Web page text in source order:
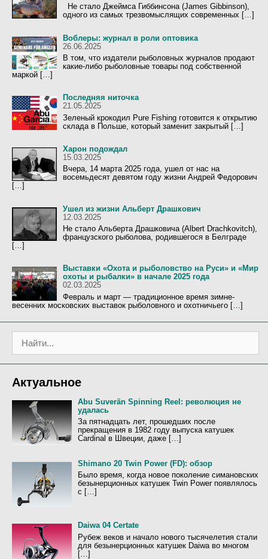
Не стало Джеймса Гиббинсона (James Gibbinson),
одного из самых трезвомыслящих современных […]
Воблеры: журнал в роли оптовика
26.06.2025
В том, что издатели рыболовных журналов продают
какие-либо рыболовные товары под собственной
маркой […]
Последняя ниточка
21.05.2025
Зеленый крокодил Pure Fishing готовится к открытию
склада в Польше, который заменит закрытый […]
Харон подождал
15.03.2025
Вчера, 14 марта 2025 года, ушел от нас на
восемьдесят девятом году жизни Андрей Федорович
[…]
Ушел из жизни Альберт Драшкович
12.03.2025
Не стало Альберта Драшковича (Albert Drachkovitch),
французского рыболова, родившегося в Белграде
[…]
Выставки «Охота и рыболовство на Руси» и «Мир
охоты и рыбалки» в начале 2025 года
02.03.2025
Февраль и март — традиционное время зимне-
весенних московских выставок рыболовного и охотничьего […]
к
Актуальное
Abu Suverän Spinning Reel: революция не
удалась
За пятнадцать лет, прошедших после
прекращения в 1982 году выпуска катушек
Cardinal в Швеции, даже […]
Shimano 20 Twin Power (FD): обзор
Было время, когда новое поколение симановских
безынерционных катушек Twin Power появлялось
с […]
Daiwa 04 Certate
Рубеж веков и начало нового тысячелетия стали
для безынерционных катушек Daiwa во многом
[…]